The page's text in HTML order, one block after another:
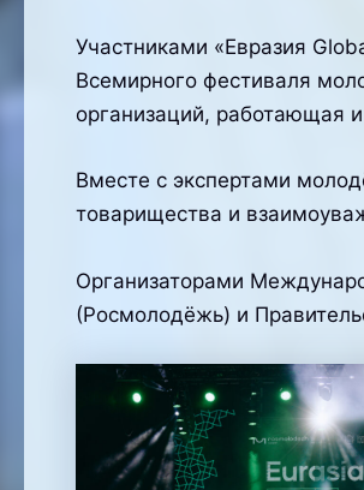
Участниками «Евразия
Всемирного фестиваля
организаций, работающая
Вместе с экспертами
товарищества и
Организаторами
(Росмолодёжь) и